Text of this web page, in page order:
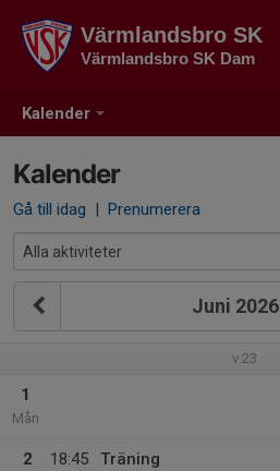
Kalender
Värmlandsbro SK
Värmlandsbro SK Dam
Kalender
Gå till idag | Prenumerera
Juni 2026
v.23
1
Mån
2
18:45
Träning